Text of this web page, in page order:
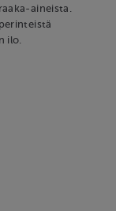
aineista.
ilo.